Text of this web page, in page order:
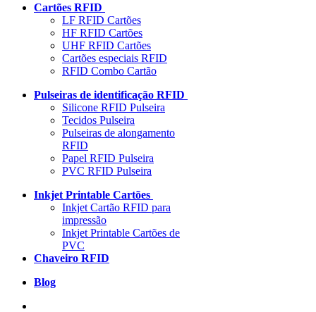
Cartões RFID
LF RFID Cartões
HF RFID Cartões
UHF RFID Cartões
Cartões especiais RFID
RFID Combo Cartão
Pulseiras de identificação RFID
Silicone RFID Pulseira
Tecidos Pulseira
Pulseiras de alongamento
RFID
Papel RFID Pulseira
PVC RFID Pulseira
Inkjet Printable Cartões
Inkjet Cartão RFID para
impressão
Inkjet Printable Cartões de
PVC
Chaveiro RFID
Blog